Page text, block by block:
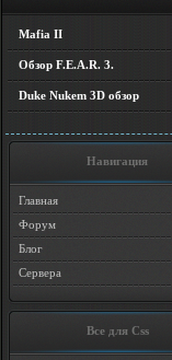
Mafia II
Обзор F.E.A.R. 3.
Duke Nukem 3D обзор
Навигация
Главная
Форум
Блог
Сервера
Все для Css